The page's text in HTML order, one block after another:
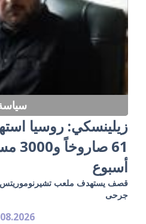
زيلينسكي: روسيا
61
أسبوع
قصف يستهدف ملعب تشيرنوموريتس
جرحى